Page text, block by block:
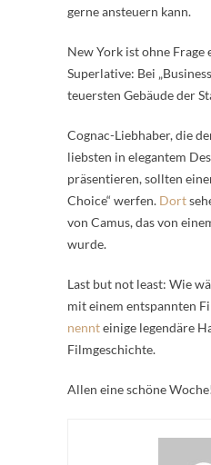
gerne ansteuern kann.
New York ist ohne Frage
Superlative: Bei
teuersten Gebäude der
Cognac-Liebhaber, die
liebsten in elegantem
präsentieren, sollten
Choice“ werfen. Dort
von Camus, das von
wurde.
Last but not least: Wie
mit einem entspannten
nennteinige legendäre
Filmgeschichte.
Allen eine schöne Woche!